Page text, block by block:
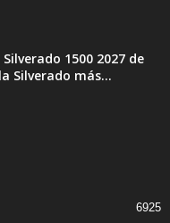
1500 2027 de
Silverado más...
6925